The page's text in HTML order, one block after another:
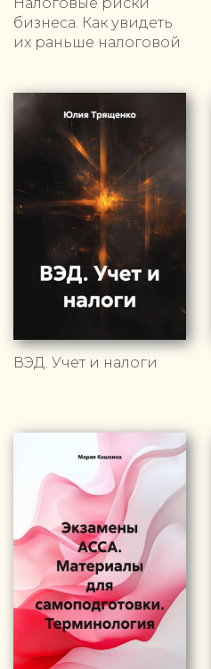
бизнеса. Как увидеть
их раньше налоговой
ВЭД. Учет и налоги